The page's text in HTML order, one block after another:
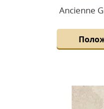
Ancienne